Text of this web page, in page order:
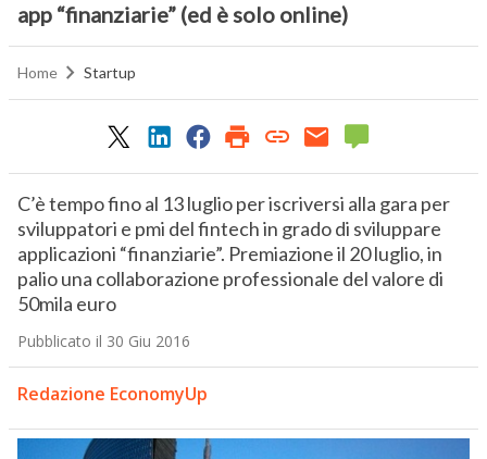
app “finanziarie” (ed è solo online)
Home Startup
C’è tempo fino al 13 luglio per iscriversi alla gara per
sviluppatori e pmi del fintech in grado di sviluppare
applicazioni “finanziarie”. Premiazione il 20 luglio, in
palio una collaborazione professionale del valore di
50mila euro
Pubblicato il 30 Giu 2016
Redazione EconomyUp